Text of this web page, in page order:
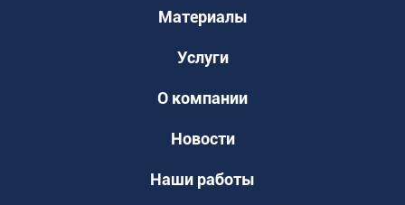
Материалы
Услуги
О компании
Новости
Наши работы